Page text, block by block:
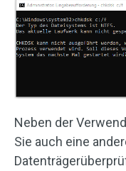
Neben der
Sie auch eine